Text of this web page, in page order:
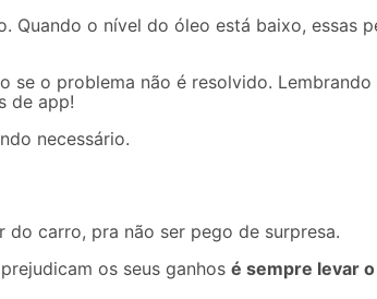
o nível do óleo está baixo, essas
o problema não é resolvido.
de app!
necessário.
carro, pra não ser pego de surpresa.
os seus ganhos é sempre levar